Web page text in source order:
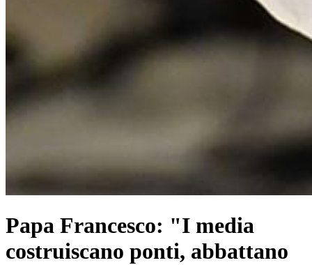
Papa Francesco: "I media
costruiscano ponti, abbattano